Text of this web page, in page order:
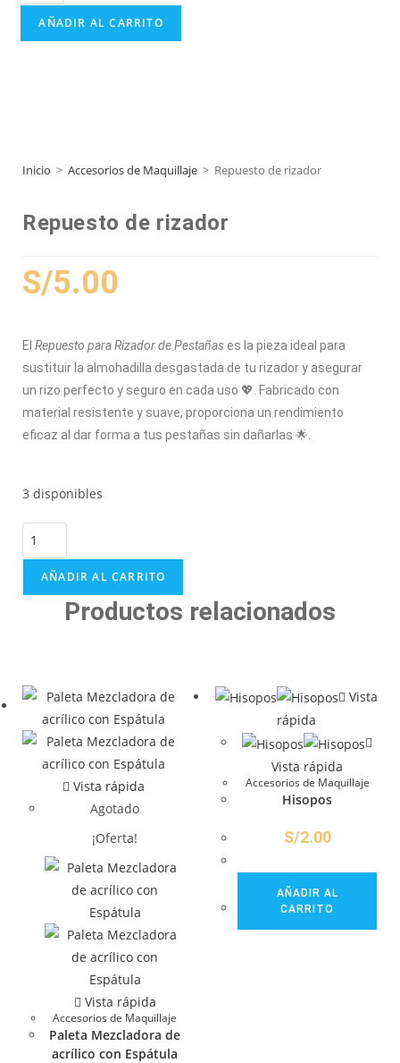
AÑADIR AL CARRITO
Inicio > Accesorios de Maquillaje > Repuesto de rizador
Repuesto de rizador
S/5.00
El Repuesto para Rizador de Pestañases la pieza ideal para
sustituir la almohadilla desgastada de tu rizador y asegurar
un rizo perfecto y seguro en cada uso 💖. Fabricado con
material resistente y suave, proporciona un rendimiento
eficaz al dar forma a tus pestañas sin dañarlas 🌟.
3 disponibles
AÑADIR AL CARRITO
Productos relacionados
Vista rápida
Agotado
¡Oferta!
Vista rápida
Accesorios de Maquillaje
Paleta Mezcladora de
acrílico con Espátula
Vista
rápida
Vista rápida
Accesorios de Maquillaje
Hisopos
S/2.00
AÑADIR AL
CARRITO